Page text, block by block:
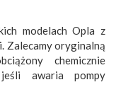
modelach Opla z
Zalecamy oryginalną
chemicznie
awaria pompy